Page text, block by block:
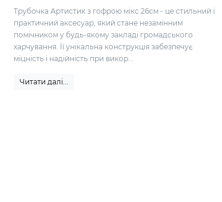
Трубочка Артистик з гофрою мікс 26см - це стильний і
практичний аксесуар, який стане незамінним
помічником у будь-якому закладі громадського
харчування. Її унікальна конструкція забезпечує
міцність і надійність при викор...
Читати далі...